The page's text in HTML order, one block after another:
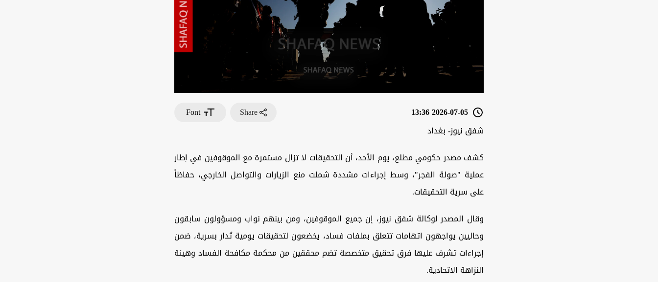
2026-07-05 13:36
Share
Font
شفق نيوز- بغداد
كشف مصدر حكومي مطلع، يوم الأحد، أن التحقيقات لا تزال مستمرة مع الموقوفين في إطار
عملية "صولة الفجر"، وسط إجراءات مشددة شملت منع الزيارات والتواصل الخارجي، حفاظاً
على سرية التحقيقات.
وقال المصدر لوكالة شفق نيوز، إن جميع الموقوفين، ومن بينهم نواب ومسؤولون سابقون
وحاليين يواجهون اتهامات تتعلق بملفات فساد، يخضعون لتحقيقات يومية تُدار بسرية، ضمن
إجراءات تشرف عليها فرق تحقيق متخصصة تضم محققين من محكمة مكافحة الفساد وهيئة
النزاهة الاتحادية.